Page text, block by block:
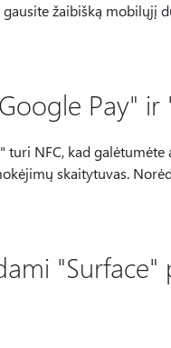
žaibišką mobilųjį
Pay" ir
turi NFC, kad
skaitytuvas.
"Surface"